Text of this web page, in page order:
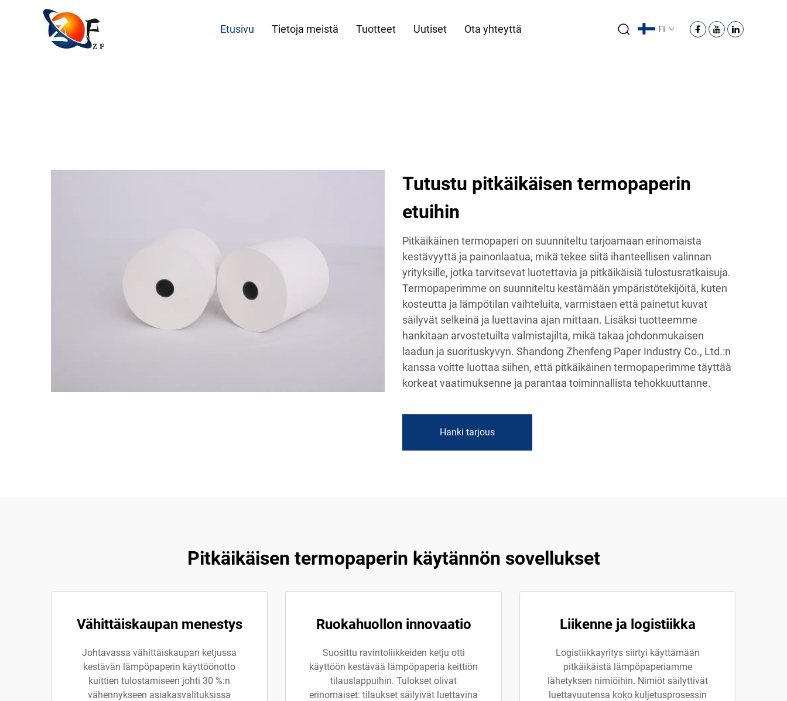
Etusivu Tietoja meistä Tuotteet Uutiset Ota yhteyttä FI
Tutustu pitkäikäisen termopaperin
etuihin
Pitkäikäinen termopaperi on suunniteltu tarjoamaan erinomaista
kestävyyttä ja painonlaatua, mikä tekee siitä ihanteellisen valinnan
yrityksille, jotka tarvitsevat luotettavia ja pitkäikäisiä tulostusratkaisuja.
Termopaperimme on suunniteltu kestämään ympäristötekijöitä, kuten
kosteutta ja lämpötilan vaihteluita, varmistaen että painetut kuvat
säilyvät selkeinä ja luettavina ajan mittaan. Lisäksi tuotteemme
hankitaan arvostetuilta valmistajilta, mikä takaa johdonmukaisen
laadun ja suorituskyvyn. Shandong Zhenfeng Paper Industry Co., Ltd.:n
kanssa voitte luottaa siihen, että pitkäikäinen termopaperimme täyttää
korkeat vaatimuksenne ja parantaa toiminnallista tehokkuuttanne.
Hanki tarjous
Pitkäikäisen termopaperin käytännön sovellukset
Vähittäiskaupan menestys
Johtavassa vähittäiskaupan ketjussa
kestävän lämpöpaperin käyttöönotto
kuittien tulostamiseen johti 30 %:n
vähennykseen asiakasvalituksissa
Ruokahuollon innovaatio
Suosittu ravintoliikkeiden ketju otti
käyttöön kestävää lämpöpaperia keittiön
tilauslappuihin. Tulokset olivat
erinomaiset: tilaukset säilyivät luettavina
Liikenne ja logistiikka
Logistiikkayritys siirtyi käyttämään
pitkäikäistä lämpöpaperiamme
lähetyksen nimiöihin. Nimiöt säilyttivät
luettavuutensa koko kuljetusprosessin